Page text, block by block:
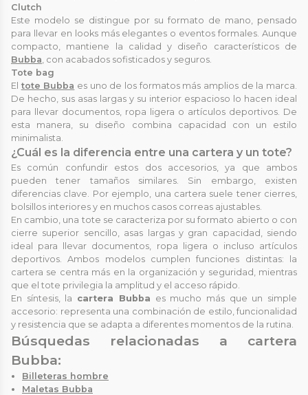
Clutch
Este modelo se distingue por su formato de mano, pensado
para llevar en looks más elegantes o eventos formales. Aunque
compacto, mantiene la calidad y diseño característicos de
Bubba , con acabados sofisticados y seguros.
Tote bag
El tote Bubba es uno de los formatos más amplios de la marca.
De hecho, sus asas largas y su interior espacioso lo hacen ideal
para llevar documentos, ropa ligera o artículos deportivos. De
esta manera, su diseño combina capacidad con un estilo
minimalista.
¿Cuál es la diferencia entre una cartera y un tote?
Es común confundir estos dos accesorios, ya que ambos
pueden tener tamaños similares. Sin embargo, existen
diferencias clave. Por ejemplo, una cartera suele tener cierres,
bolsillos interiores y en muchos casos correas ajustables.
En cambio, una tote se caracteriza por su formato abierto o con
cierre superior sencillo, asas largas y gran capacidad, siendo
ideal para llevar documentos, ropa ligera o incluso artículos
deportivos. Ambos modelos cumplen funciones distintas: la
cartera se centra más en la organización y seguridad, mientras
que el tote privilegia la amplitud y el acceso rápido.
En síntesis, la cartera Bubba es mucho más que un simple
accesorio: representa una combinación de estilo, funcionalidad
y resistencia que se adapta a diferentes momentos de la rutina.
Búsquedas relacionadas a cartera
Bubba:
Billeteras hombre
Maletas Bubba